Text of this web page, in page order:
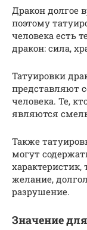
Дракон долгое
поэтому
человека есть
дракон: сила,
Татуировки
представляют
человека. Те,
являются
Также
могут
характеристик,
желание,
разрушение.
Значение